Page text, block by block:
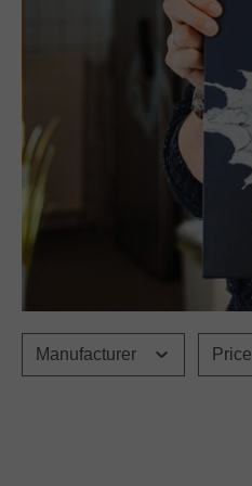
Manufacturer Price